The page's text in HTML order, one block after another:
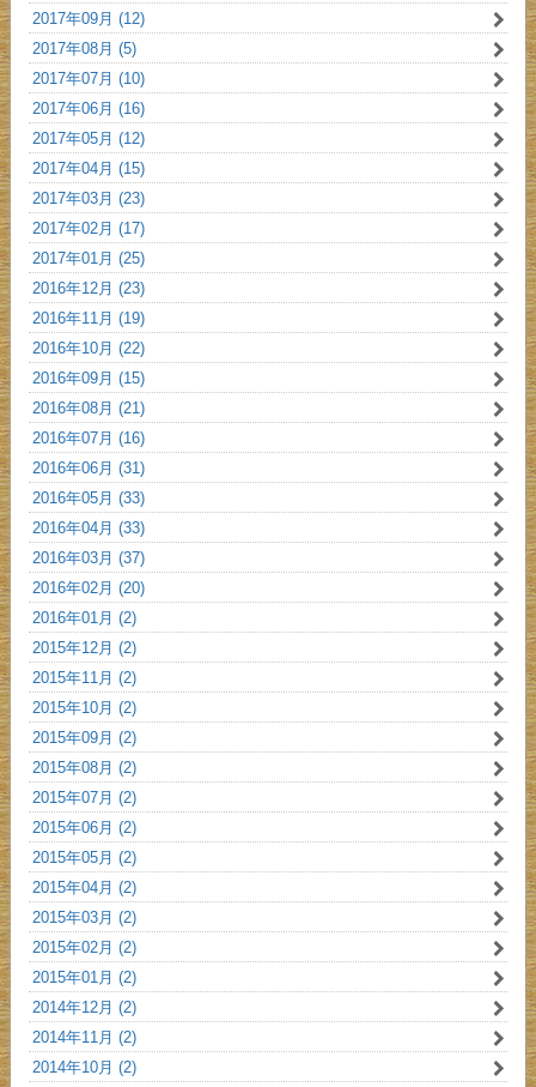
2017年09月 (12)
2017年08月 (5)
2017年07月 (10)
2017年06月 (16)
2017年05月 (12)
2017年04月 (15)
2017年03月 (23)
2017年02月 (17)
2017年01月 (25)
2016年12月 (23)
2016年11月 (19)
2016年10月 (22)
2016年09月 (15)
2016年08月 (21)
2016年07月 (16)
2016年06月 (31)
2016年05月 (33)
2016年04月 (33)
2016年03月 (37)
2016年02月 (20)
2016年01月 (2)
2015年12月 (2)
2015年11月 (2)
2015年10月 (2)
2015年09月 (2)
2015年08月 (2)
2015年07月 (2)
2015年06月 (2)
2015年05月 (2)
2015年04月 (2)
2015年03月 (2)
2015年02月 (2)
2015年01月 (2)
2014年12月 (2)
2014年11月 (2)
2014年10月 (2)